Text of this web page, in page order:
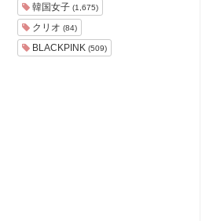
韓国女子 (1,675)
クリオ (84)
BLACKPINK (509)